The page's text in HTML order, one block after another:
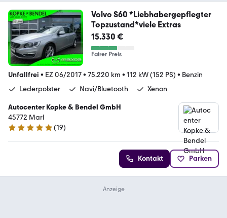
Volvo S60 *Liebhabergepflegter
Topzustand*viele Extras
15.330 €
Fairer Preis
Unfallfrei • EZ 06/2017• 75.220 km • 112 kW (152 PS) • Benzin
Lederpolster
Navi/Bluetooth Xenon
Autocenter Kopke & Bendel GmbH
45772 Marl
5 Sterne
(19)
Kontakt Parken